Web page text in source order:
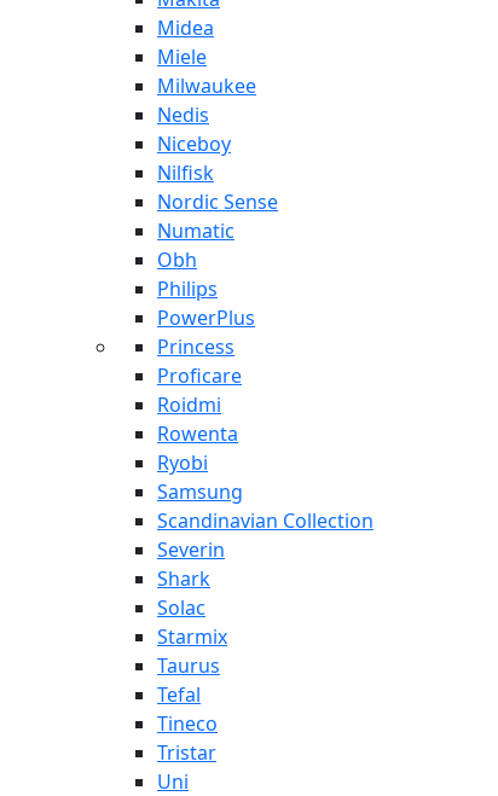
Midea
Miele
Milwaukee
Nedis
Niceboy
Nilfisk
Nordic Sense
Numatic
Obh
Philips
PowerPlus
Princess
Proficare
Roidmi
Rowenta
Ryobi
Samsung
Scandinavian Collection
Severin
Shark
Solac
Starmix
Taurus
Tefal
Tineco
Tristar
Uni